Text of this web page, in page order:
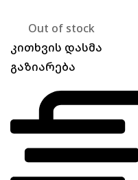
Out of stock
კითხვის დასმა
გაზიარება